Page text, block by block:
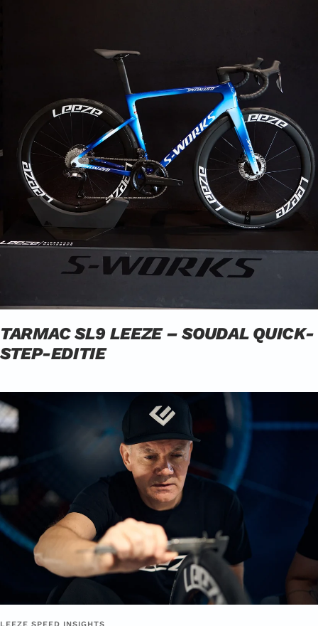
TARMAC SL9 LEEZE – SOUDAL QUICK-
STEP-EDITIE
LEEZE SPEED INSIGHTS